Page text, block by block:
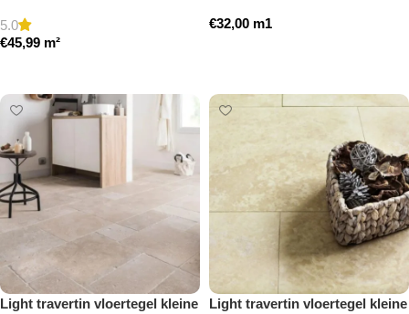
5.0
€45,99 m²
€32,00 m1
Light travertin vloertegel kleine
Light travertin vloertegel kleine